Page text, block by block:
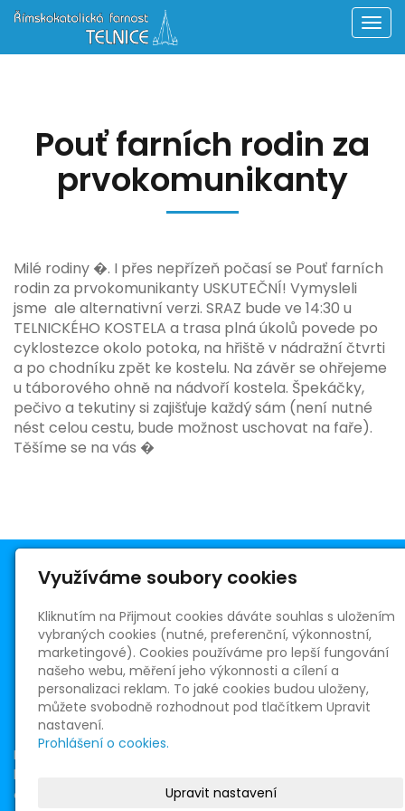
Pouť farních rodin za
prvokomunikanty
Milé rodiny �. I přes nepřízeň počasí se Pouť farních
rodin za prvokomunikanty USKUTEČNÍ! Vymysleli
jsme ale alternativní verzi. SRAZ bude ve 14:30 u
TELNICKÉHO KOSTELA a trasa plná úkolů povede po
cyklostezce okolo potoka, na hřiště v nádražní čtvrti
a po chodníku zpět ke kostelu. Na závěr se ohřejeme
u táborového ohně na nádvoří kostela. Špekáčky,
pečivo a tekutiny si zajišťuje každý sám (není nutné
nést celou cestu, bude možnost uschovat na faře).
Těšíme se na vás �
Římskokatolická farnost Telnice
Masarykovo nám. 5
664 59 Telnice
R. D. ICLic. Oldřich Chocholáč, farář
+420 730 526 726
oldrich.chocholac@centrum.cz
IČ: 65266234
bank. spojení 150216392/0300
dat. schránka: 8isvakh
Využíváme soubory cookies
Kliknutím na Přijmout cookies dáváte souhlas s uložením
vybraných cookies (nutné, preferenční, výkonnostní,
marketingové). Cookies používáme pro lepší fungování
našeho webu, měření jeho výkonnosti a cílení a
personalizaci reklam. To jaké cookies budou uloženy,
můžete svobodně rozhodnout pod tlačítkem Upravit
nastavení.
Prohlášení o cookies.
Upravit nastavení